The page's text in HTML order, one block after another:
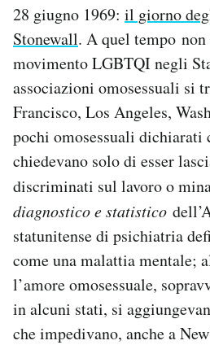
28 giugno 1969: il giorno
Stonewall. A quel tempo non
movimento LGBTQI negli
associazioni omosessuali si
Francisco, Los Angeles,
pochi omosessuali dichiarati
chiedevano solo di esser
discriminati sul lavoro o
diagnostico e statistico
statunitense di psichiatria
come una malattia mentale;
l’amore omosessuale,
in alcuni stati, si
che impedivano, anche a